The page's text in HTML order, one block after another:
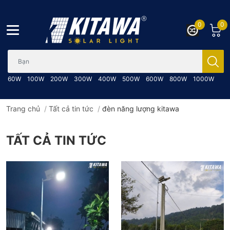
60W 100W 200W 300W 400W 500W 600W 800W 1000W
0
0
Trang chủ / Tất cả tin tức / đèn năng lượng kitawa
TẤT CẢ TIN TỨC